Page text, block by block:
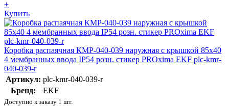
+
Купить
Коробка распаячная КМР-040-039 наружная с крышкой 85х40
4 мембранных ввода IP54 розн. стикер PROxima EKF plc-kmr-
040-039-r
Артикул: plc-kmr-040-039-r
Бренд:
EKF
Доступно к заказу 1 шт.